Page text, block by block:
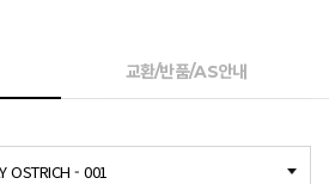
교환/반품/AS안내
OSTRICH - 001